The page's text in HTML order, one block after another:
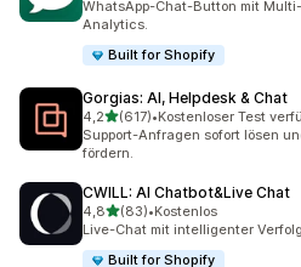
WhatsApp-Chat-Button mit
Analytics.
Built for Shopify
Gorgias: AI, Helpdesk & Chat
4,2von 5 Sternen
(617)
617 Rezensionen insgesamt
•Kostenloser Test
Support-Anfragen sofort lösen
fördern.
CWILL: AI Chatbot&Live Chat
4,8von 5 Sternen
(83)
83 Rezensionen insgesamt
•Kostenlos
Live-Chat mit intelligenter
Built for Shopify